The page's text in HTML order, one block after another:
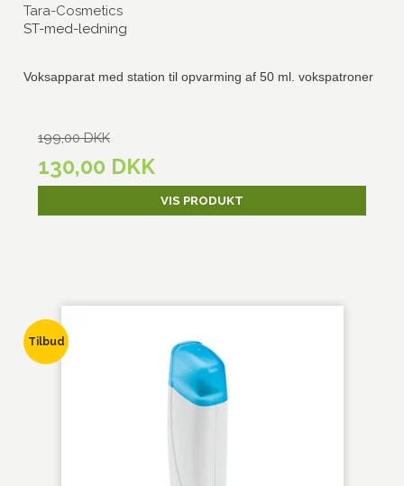
Tara-Cosmetics
ST-med-ledning
Voksapparat med station til opvarming af 50 ml. vokspatroner
199,00 DKK
130,00 DKK
VIS PRODUKT
Tilbud